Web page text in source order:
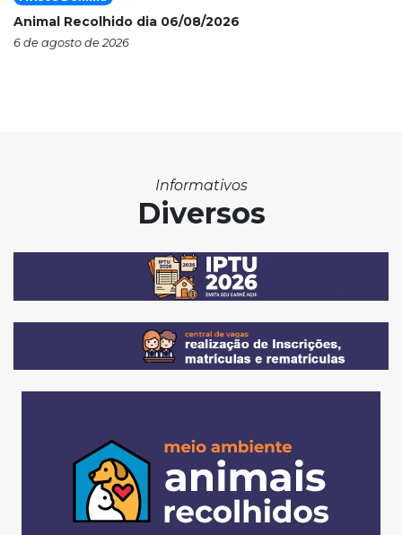
Animal Recolhido dia 06/08/2026
6 de agosto de 2026
Informativos
Diversos